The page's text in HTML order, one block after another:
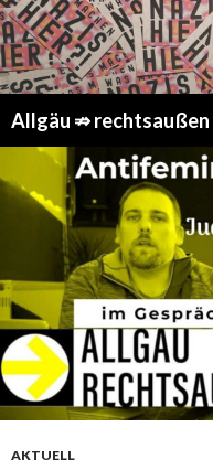
Allgäu ⇏ rechtsaußen
AKTUELL